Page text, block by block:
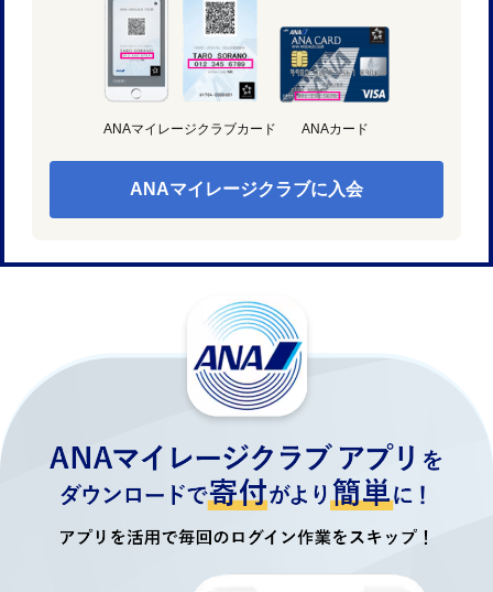
ANAマイレージクラブカード ANAカード
ANAマイレージクラブに入会